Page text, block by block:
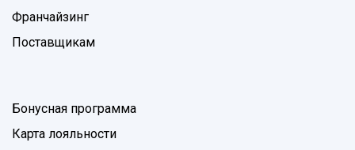
Франчайзинг
Поставщикам
Бонусная программа
Карта лояльности